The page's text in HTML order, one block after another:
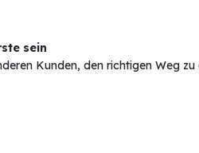
sein
Kunden, den richtigen Weg zu